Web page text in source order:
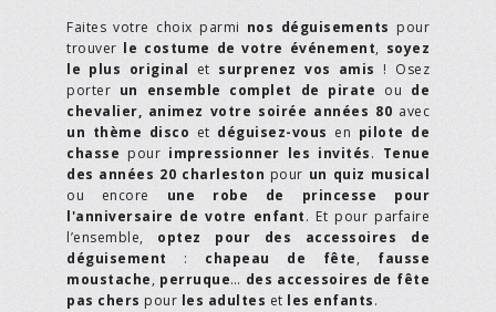
Faites votre choix parmi nos déguisements pour
trouver le costume de votre événement, soyez
le plus original et surprenez vos amis ! Osez
porter un ensemble complet de pirate ou de
chevalier, animez votre soirée années 80 avec
un thème disco et déguisez-vous en pilote de
chasse pour impressionner les invités. Tenue
des années 20 charleston pour un quiz musical
ou encore une robe de princesse pour
l'anniversaire de votre enfant. Et pour parfaire
l’ensemble, optez pour des accessoires de
déguisement : chapeau de fête, fausse
moustache, perruque… des accessoires de fête
pas chers pour les adultes et les enfants.